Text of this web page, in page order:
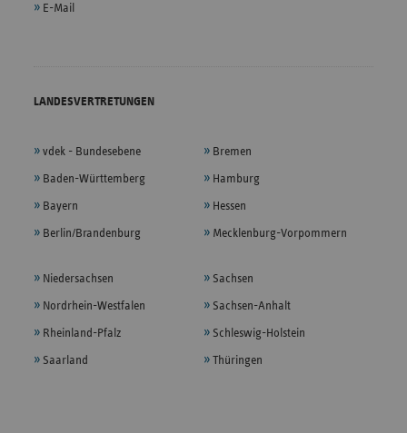
E-Mail
LANDESVERTRETUNGEN
vdek - Bundesebene
Baden-Württemberg
Bayern
Berlin/Brandenburg
Bremen
Hamburg
Hessen
Mecklenburg-Vorpommern
Niedersachsen
Nordrhein-Westfalen
Rheinland-Pfalz
Saarland
Sachsen
Sachsen-Anhalt
Schleswig-Holstein
Thüringen